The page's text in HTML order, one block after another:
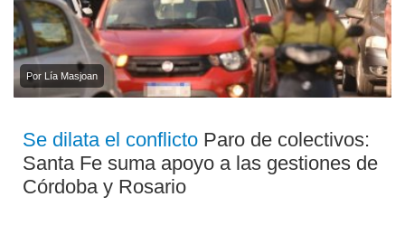
Por Lía Masjoan
Se dilata el conflicto Paro de colectivos:
Santa Fe suma apoyo a las gestiones de
Córdoba y Rosario